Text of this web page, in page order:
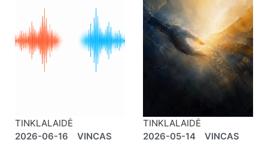
TINKLALAIDĖ
2026-06-16
VINCAS
TINKLALAIDĖ
2026-05-14
VINCAS